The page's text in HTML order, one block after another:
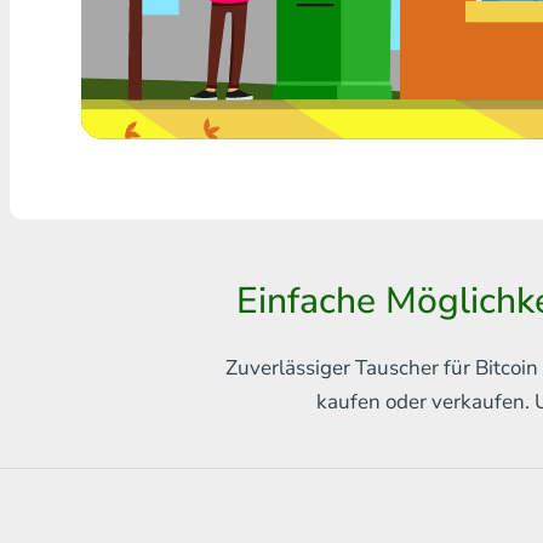
Jede Bank THB
Visa/MasterCard MDL
Visa/MasterCard AMD
Einfache
Zuverlässiger Tauscher für
kaufen oder verkaufen.